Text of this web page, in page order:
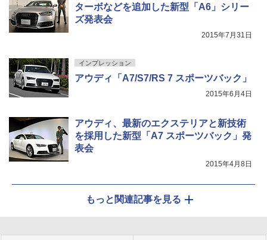
ターボなどを追加した新型「A6」シリー
ズ発表会
2015年7月31日
インプレッション
アウディ「A7/S7/RS 7 スポーツバック」
2015年6月4日
アウディ、最新のエクステリアと新技術
を採用した新型「A7 スポーツバック」発
表会
2015年4月8日
もっと関連記事を見る